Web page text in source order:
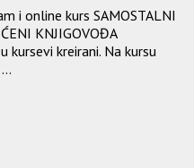
i online kurs SAMOSTALNI
KNJIGOVOĐA
kursevi kreirani. Na kursu